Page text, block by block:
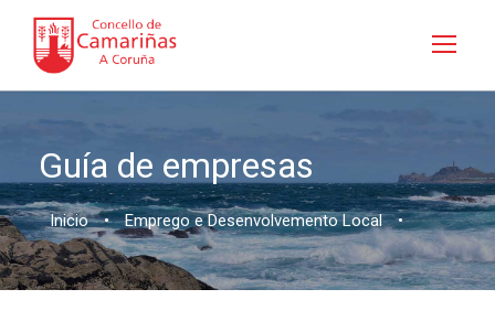
Guía de empresas
Inicio • Emprego e Desenvolvemento Local •